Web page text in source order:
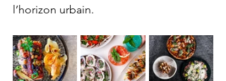
l’horizon urbain.